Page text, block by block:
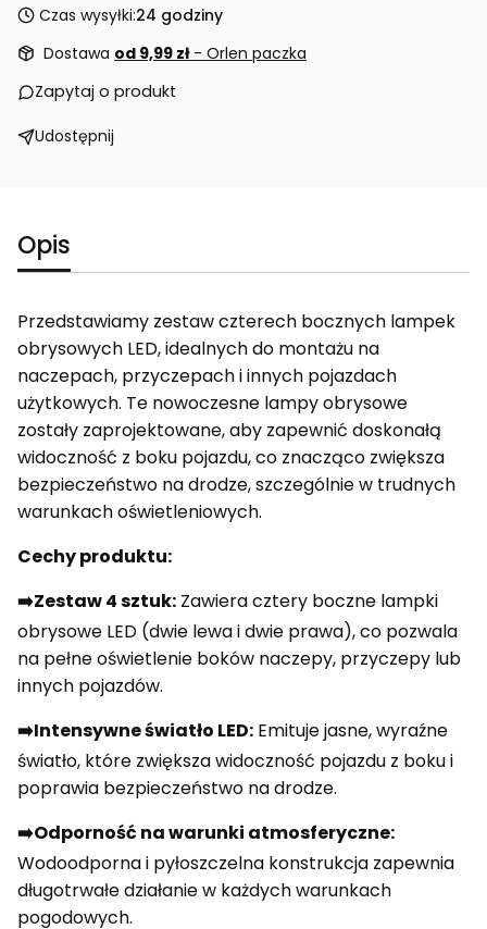
Czas wysyłki:24 godziny
Dostawa od 9,99 zł - Orlen paczka
Zapytaj o produkt
Udostępnij
Opis
Przedstawiamy zestaw czterech bocznych lampek
obrysowych LED, idealnych do montażu na
naczepach, przyczepach i innych pojazdach
użytkowych. Te nowoczesne lampy obrysowe
zostały zaprojektowane, aby zapewnić doskonałą
widoczność z boku pojazdu, co znacząco zwiększa
bezpieczeństwo na drodze, szczególnie w trudnych
warunkach oświetleniowych.
Cechy produktu:
➡️Zestaw 4 sztuk: Zawiera cztery boczne lampki
obrysowe LED (dwie lewa i dwie prawa), co pozwala
na pełne oświetlenie boków naczepy, przyczepy lub
innych pojazdów.
➡️Intensywne światło LED: Emituje jasne, wyraźne
światło, które zwiększa widoczność pojazdu z boku i
poprawia bezpieczeństwo na drodze.
➡️Odporność na warunki atmosferyczne:
Wodoodporna i pyłoszczelna konstrukcja zapewnia
długotrwałe działanie w każdych warunkach
pogodowych.